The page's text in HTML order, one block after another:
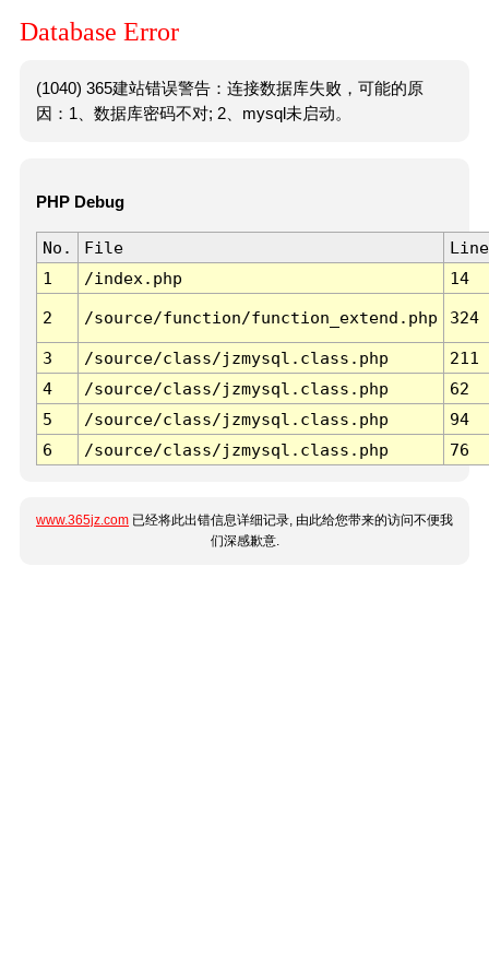
Database Error
(1040) 365建站错误警告：连接数据库失败，可能的原
因：1、数据库密码不对; 2、mysql未启动。
PHP Debug
No. File
Line
1
/index.php 14
2 /source/function/function_extend.php 324
3 /source/class/jzmysql.class.php
211
4
/source/class/jzmysql.class.php
62
5
/source/class/jzmysql.class.php
94
6
/source/class/jzmysql.class.php 76
www.365jz.com 已经将此出错信息详细记录, 由此给您带来的访问不便我
们深感歉意.